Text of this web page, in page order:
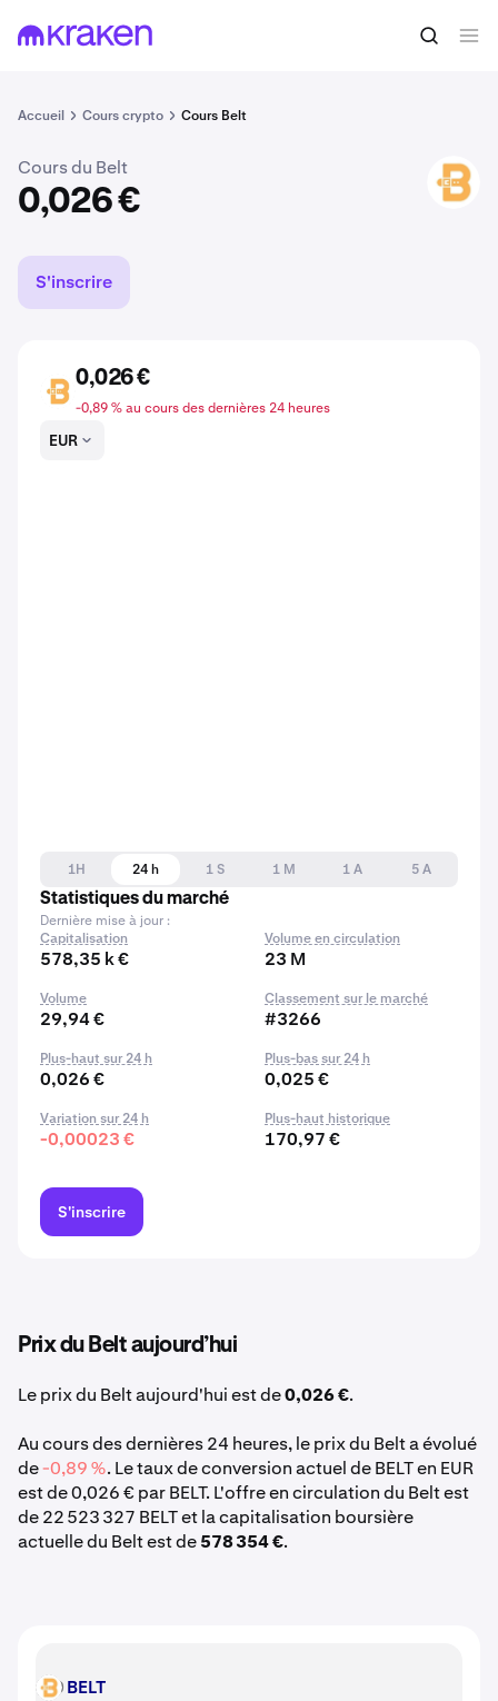
Accueil Cours crypto Cours Belt
0,026 € Acheter du BELT
Cours du Belt
0,026 €
BELT
S'inscrire
BELT
0,026 €
-0,89 % au cours des dernières 24 heures
EUR
1H 24 h 1 S 1 M 1 A
5 A
Statistiques du marché
Dernière mise à jour :
Capitalisation
578,35 k €
Volume en circulation
23 M
Volume
29,94 €
Classement sur le marché
#3266
Plus-haut sur 24 h
0,026 €
Plus-bas sur 24 h
0,025 €
Variation sur 24 h
-0,00023 €
Plus-haut historique
170,97 €
S'inscrire
Prix du Belt aujourd’hui
Le prix du Belt aujourd'hui est de0,026 €.
Au cours des dernières 24 heures, le prix du Belt a évolué
de-0,89 %. Le taux de conversion actuel de BELT en EUR
est de 0,026 € par BELT. L'offre en circulation du Belt est
de 22 523 327 BELT et la capitalisation boursière
actuelle du Belt est de578 354 €.
BELT BELT